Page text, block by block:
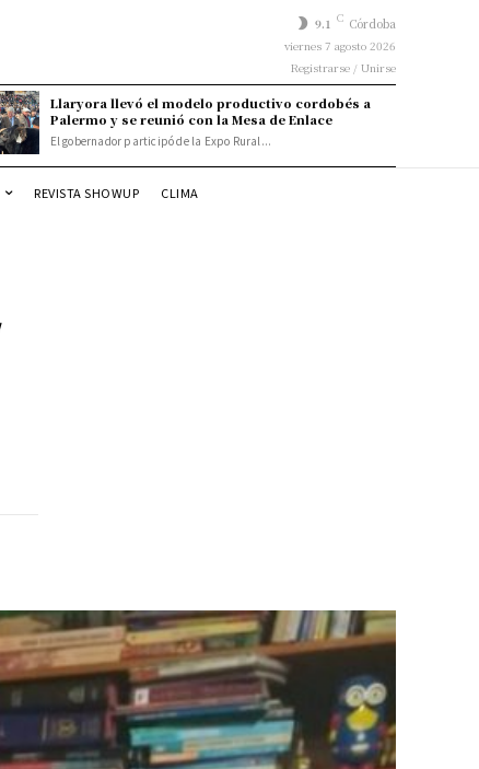
9.1 C Córdoba
viernes 7 agosto 2026
Registrarse / Unirse
Llaryora llevó el modelo productivo cordobés a
Palermo y se reunió con la Mesa de Enlace
El gobernador participó de la Expo Rural...
REVISTA SHOWUP CLIMA